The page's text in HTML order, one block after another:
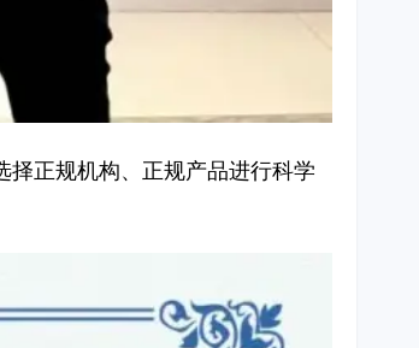
择正规机构、正规产品进行科学